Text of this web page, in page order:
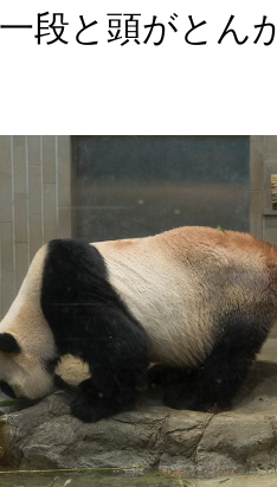
段と頭がとん